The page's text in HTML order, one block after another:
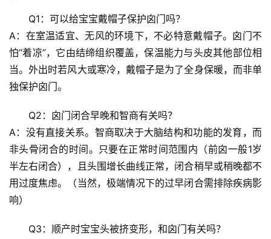
Q1：可以给宝宝戴帽子保护囟门吗？
A：在室温适宜、无风的环境下，不必特意戴帽子。囟门不
怕“着凉”，它由结缔组织覆盖，保温能力与头皮其他部位相
当。外出时若风大或寒冷，戴帽子是为了全身保暖，而非单
独保护囟门。
Q2：囟门闭合早晚和智商有关吗？
A： 没有直接关系。智商取决于大脑结构和功能的发育，而
非头骨闭合的时间。只要在正常时间范围内（前囟一般1岁
半左右闭合），且头围增长曲线正常，闭合稍早或稍晚都不
用过度焦虑。（当然，极端情况下的过早闭合需排除疾病影
响）
Q3：顺产时宝宝头被挤变形，和囟门有关吗？